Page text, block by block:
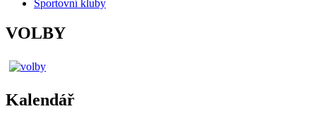
Sportovní kluby
VOLBY
Kalendář